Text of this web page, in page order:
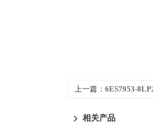
上一篇： 6ES7953-
相关产品